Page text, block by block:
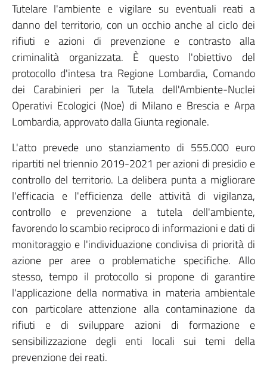
Tutelare l'ambiente e vigilare su eventuali reati a
danno del territorio, con un occhio anche al ciclo dei
rifiuti e azioni di prevenzione e contrasto alla
criminalità organizzata. È questo l'obiettivo del
protocollo d'intesa tra Regione Lombardia, Comando
dei Carabinieri per la Tutela dell'Ambiente-Nuclei
Operativi Ecologici (Noe) di Milano e Brescia e Arpa
Lombardia, approvato dalla Giunta regionale.
L'atto prevede uno stanziamento di 555.000 euro
ripartiti nel triennio 2019-2021 per azioni di presidio e
controllo del territorio. La delibera punta a migliorare
l'efficacia e l'efficienza delle attività di vigilanza,
controllo e prevenzione a tutela dell'ambiente,
favorendo lo scambio reciproco di informazioni e dati di
monitoraggio e l'individuazione condivisa di priorità di
azione per aree o problematiche specifiche. Allo
stesso, tempo il protocollo si propone di garantire
l'applicazione della normativa in materia ambientale
con particolare attenzione alla contaminazione da
rifiuti e di sviluppare azioni di formazione e
sensibilizzazione degli enti locali sui temi della
prevenzione dei reati.